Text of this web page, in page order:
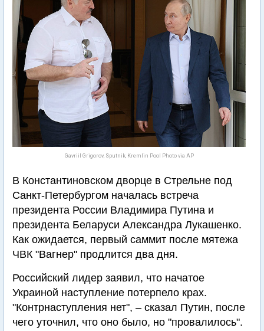
Gavriil Grigorov, Sputnik, Kremlin Pool Photo via AP
В Константиновском дворце в Стрельне под
Санкт-Петербургом началась встреча
президента России Владимира Путина и
президента Беларуси Александра Лукашенко.
Как ожидается, первый саммит после мятежа
ЧВК "Вагнер" продлится два дня.
Российский лидер заявил, что начатое
Украиной наступление потерпело крах.
"Контрнаступления нет", – сказал Путин, после
чего уточнил, что оно было, но "провалилось".